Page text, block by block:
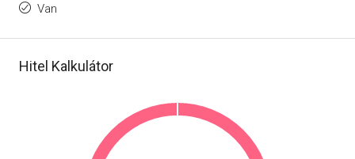
Van
Hitel Kalkulátor